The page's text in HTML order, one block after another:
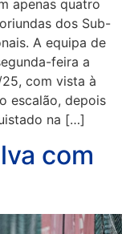
apenas quatro
dos Sub-
A equipa de
feira a
com vista à
escalão, depois
na […]
com